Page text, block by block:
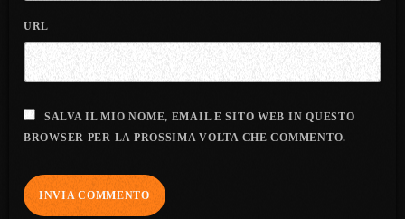
URL
SALVA IL MIO NOME, EMAIL E SITO WEB IN QUESTO
BROWSER PER LA PROSSIMA VOLTA CHE COMMENTO.